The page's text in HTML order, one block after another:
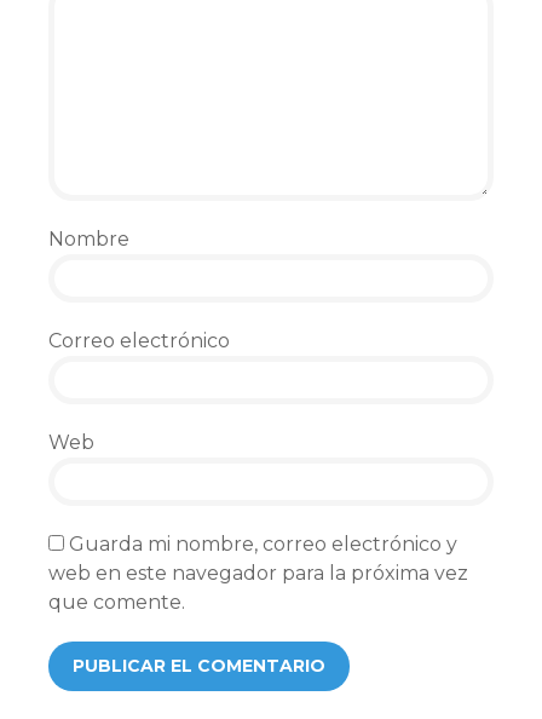
Nombre
Correo electrónico
Web
Guarda mi nombre, correo electrónico y
web en este navegador para la próxima vez
que comente.